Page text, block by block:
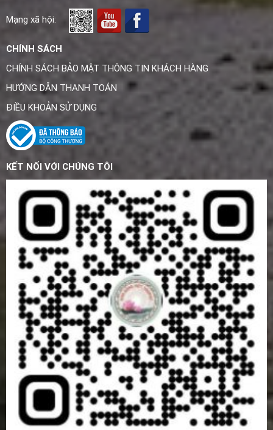
Mạng xã hội:
CHÍNH SÁCH
CHÍNH SÁCH BẢO MẬT THÔNG TIN KHÁCH HÀNG
HƯỚNG DẪN THANH TOÁN
ĐIỀU KHOẢN SỬ DỤNG
KẾT NỐI VỚI CHÚNG TÔI